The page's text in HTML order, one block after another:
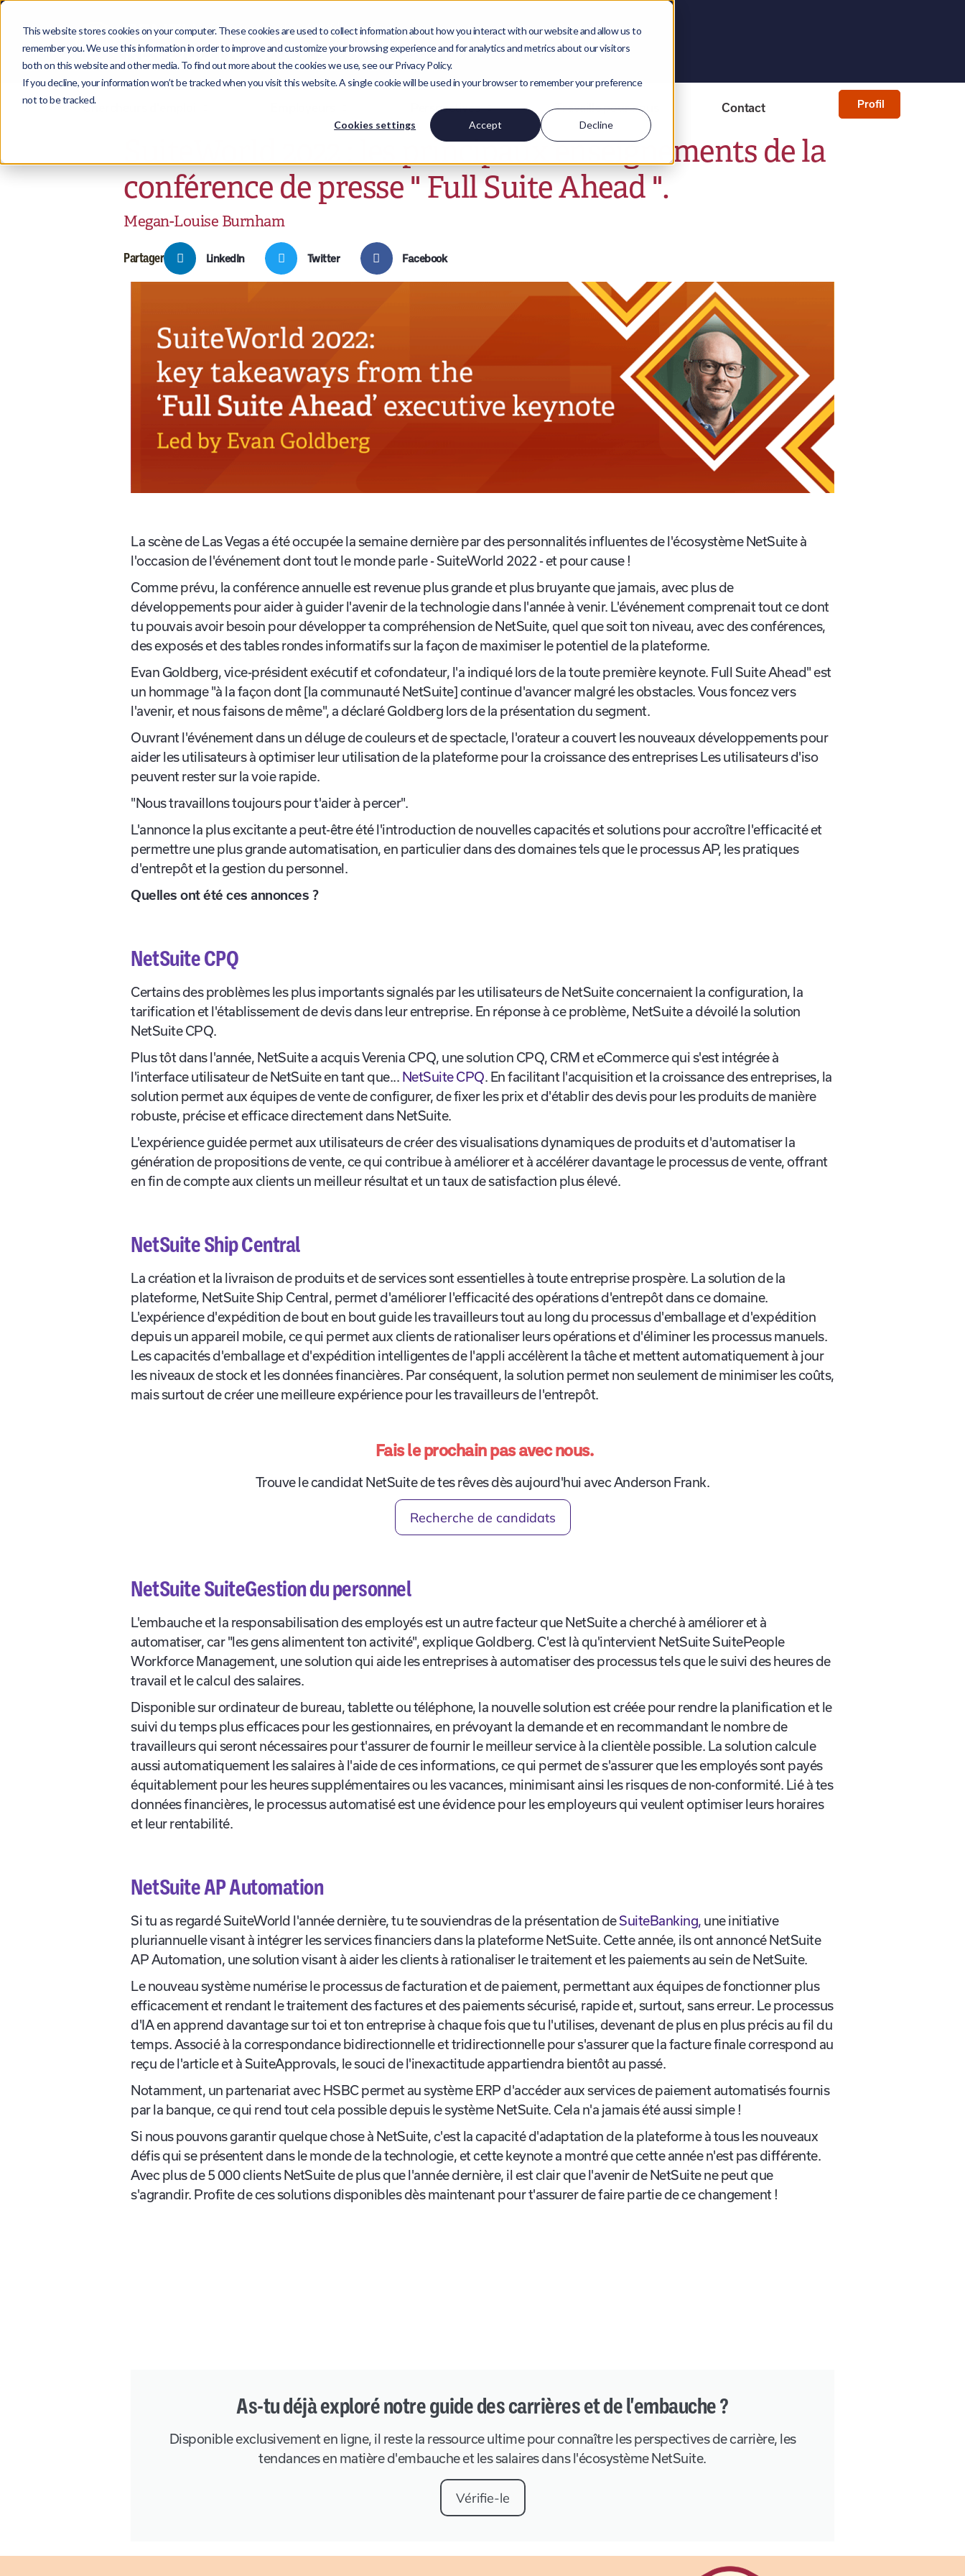
This website stores cookies on your computer. These cookies are used to collect information about how you interact with our website and allow us to
remember you. We use this information in order to improve and customize your browsing experience and for analytics and metrics about our visitors
both on this website and other media. To find out more about the cookies we use, see our Privacy Policy.
If you decline, your information won’t be tracked when you visit this website. A single cookie will be used in your browser to remember your preference
not to be tracked.
Cookies settings Accept Decline
Chercheurs d'emploi Perspectives Travaille pour nous Contact Profil
SuiteWorld 2022 : les principaux enseignements de la
conférence de presse " Full Suite Ahead ".
Megan-Louise Burnham
Partager LinkedIn Twitter Facebook
La scène de Las Vegas a été occupée la semaine dernière par des personnalités influentes de l'écosystème NetSuite à
l'occasion de l'événement dont tout le monde parle - SuiteWorld 2022 - et pour cause !
Comme prévu, la conférence annuelle est revenue plus grande et plus bruyante que jamais, avec plus de
développements pour aider à guider l'avenir de la technologie dans l'année à venir. L'événement comprenait tout ce dont
tu pouvais avoir besoin pour développer ta compréhension de NetSuite, quel que soit ton niveau, avec des conférences,
des exposés et des tables rondes informatifs sur la façon de maximiser le potentiel de la plateforme.
Evan Goldberg, vice-président exécutif et cofondateur, l'a indiqué lors de la toute première keynote. Full Suite Ahead" est
un hommage "à la façon dont [la communauté NetSuite] continue d'avancer malgré les obstacles. Vous foncez vers
l'avenir, et nous faisons de même", a déclaré Goldberg lors de la présentation du segment.
Ouvrant l'événement dans un déluge de couleurs et de spectacle, l'orateur a couvert les nouveaux développements pour
aider les utilisateurs à optimiser leur utilisation de la plateforme pour la croissance des entreprises Les utilisateurs d'iso
peuvent rester sur la voie rapide.
"Nous travaillons toujours pour t'aider à percer".
L'annonce la plus excitante a peut-être été l'introduction de nouvelles capacités et solutions pour accroître l'efficacité et
permettre une plus grande automatisation, en particulier dans des domaines tels que le processus AP, les pratiques
d'entrepôt et la gestion du personnel.
NetSuite CPQ
Certains des problèmes les plus importants signalés par les utilisateurs de NetSuite concernaient la configuration, la
tarification et l'établissement de devis dans leur entreprise. En réponse à ce problème, NetSuite a dévoilé la solution
NetSuite CPQ.
Plus tôt dans l'année, NetSuite a acquis Verenia CPQ, une solution CPQ, CRM et eCommerce qui s'est intégrée à
l'interface utilisateur de NetSuite en tant que...NetSuite CPQ. En facilitant l'acquisition et la croissance des entreprises, la
solution permet aux équipes de vente de configurer, de fixer les prix et d'établir des devis pour les produits de manière
robuste, précise et efficace directement dans NetSuite.
L'expérience guidée permet aux utilisateurs de créer des visualisations dynamiques de produits et d'automatiser la
génération de propositions de vente, ce qui contribue à améliorer et à accélérer davantage le processus de vente, offrant
NetSuite Ship Central
La création et la livraison de produits et de services sont essentielles à toute entreprise prospère. La solution de la
plateforme, NetSuite Ship Central, permet d'améliorer l'efficacité des opérations d'entrepôt dans ce domaine.
L'expérience d'expédition de bout en bout guide les travailleurs tout au long du processus d'emballage et d'expédition
depuis un appareil mobile, ce qui permet aux clients de rationaliser leurs opérations et d'éliminer les processus manuels.
Les capacités d'emballage et d'expédition intelligentes de l'appli accélèrent la tâche et mettent automatiquement à jour
les niveaux de stock et les données financières. Par conséquent, la solution permet non seulement de minimiser les coûts,
Fais le prochain pas avec nous.
Trouve le candidat NetSuite de tes rêves dès aujourd'hui avec Anderson Frank.
Recherche de candidats
NetSuite SuiteGestion du personnel
L'embauche et la responsabilisation des employés est un autre facteur que NetSuite a cherché à améliorer et à
automatiser, car "les gens alimentent ton activité", explique Goldberg. C'est là qu'intervient NetSuite SuitePeople
Workforce Management, une solution qui aide les entreprises à automatiser des processus tels que le suivi des heures de
travail et le calcul des salaires.
Disponible sur ordinateur de bureau, tablette ou téléphone, la nouvelle solution est créée pour rendre la planification et le
suivi du temps plus efficaces pour les gestionnaires, en prévoyant la demande et en recommandant le nombre de
travailleurs qui seront nécessaires pour t'assurer de fournir le meilleur service à la clientèle possible. La solution calcule
aussi automatiquement les salaires à l'aide de ces informations, ce qui permet de s'assurer que les employés sont payés
équitablement pour les heures supplémentaires ou les vacances, minimisant ainsi les risques de non-conformité. Lié à tes
données financières, le processus automatisé est une évidence pour les employeurs qui veulent optimiser leurs horaires
NetSuite AP Automation
Si tu as regardé SuiteWorld l'année dernière, tu te souviendras de la présentation deSuiteBanking,une initiative
pluriannuelle visant à intégrer les services financiers dans la plateforme NetSuite. Cette année, ils ont annoncé NetSuite
AP Automation, une solution visant à aider les clients à rationaliser le traitement et les paiements au sein de NetSuite.
Le nouveau système numérise le processus de facturation et de paiement, permettant aux équipes de fonctionner plus
efficacement et rendant le traitement des factures et des paiements sécurisé, rapide et, surtout, sans erreur. Le processus
d'IA en apprend davantage sur toi et ton entreprise à chaque fois que tu l'utilises, devenant de plus en plus précis au fil du
temps. Associé à la correspondance bidirectionnelle et tridirectionnelle pour s'assurer que la facture finale correspond au
reçu de l'article et à SuiteApprovals, le souci de l'inexactitude appartiendra bientôt au passé.
Notamment, un partenariat avec HSBC permet au système ERP d'accéder aux services de paiement automatisés fournis
par la banque, ce qui rend tout cela possible depuis le système NetSuite. Cela n'a jamais été aussi simple !
Si nous pouvons garantir quelque chose à NetSuite, c'est la capacité d'adaptation de la plateforme à tous les nouveaux
défis qui se présentent dans le monde de la technologie, et cette keynote a montré que cette année n'est pas différente.
Avec plus de 5 000 clients NetSuite de plus que l'année dernière, il est clair que l'avenir de NetSuite ne peut que
As-tu déjà exploré notre guide des carrières et de l'embauche ?
Disponible exclusivement en ligne, il reste la ressource ultime pour connaître les perspectives de carrière, les
tendances en matière d'embauche et les salaires dans l'écosystème NetSuite.
Vérifie-le